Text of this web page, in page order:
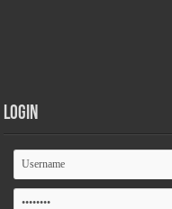
Login